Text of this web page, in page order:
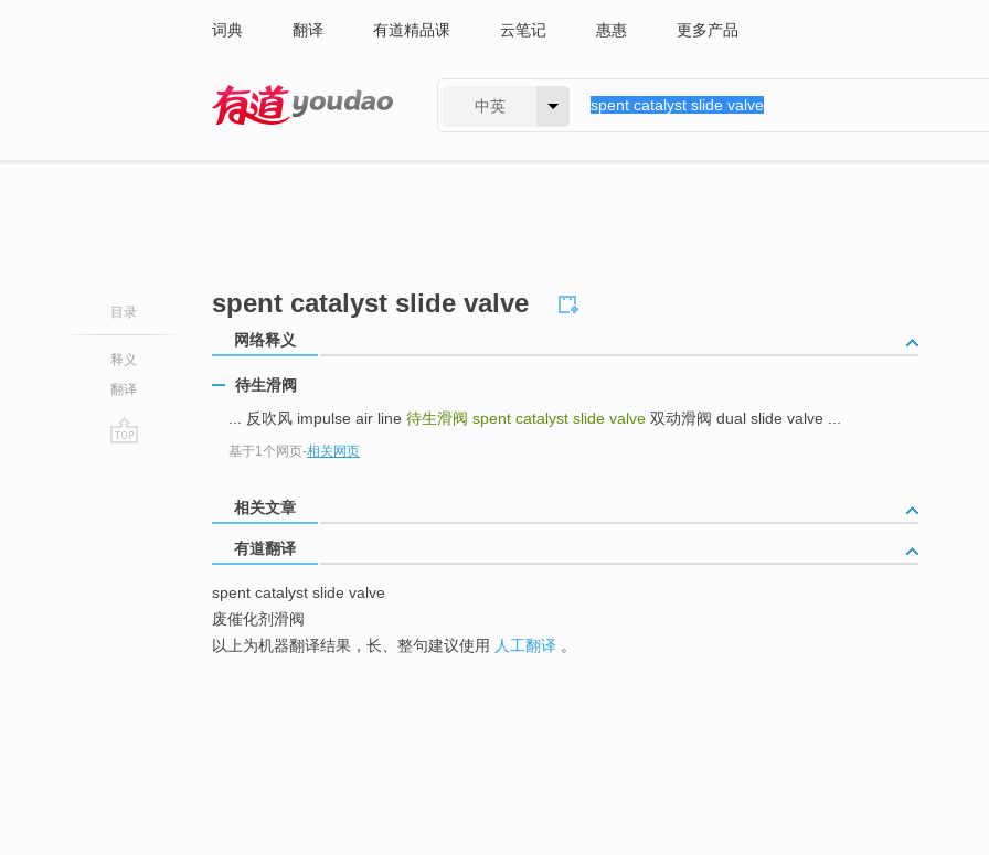
词典 翻译 有道精品课 云笔记 惠惠 更多产品
中英
目录
释义
翻译
spent catalyst slide valve
网络释义
待生滑阀
... 反吹风 impulse air line 待生滑阀 spent catalyst slide valve 双动滑阀 dual slide valve ...
基于1个网页-相关网页
相关文章
有道翻译
spent catalyst slide valve
废催化剂滑阀
以上为机器翻译结果，长、整句建议使用 人工翻译 。